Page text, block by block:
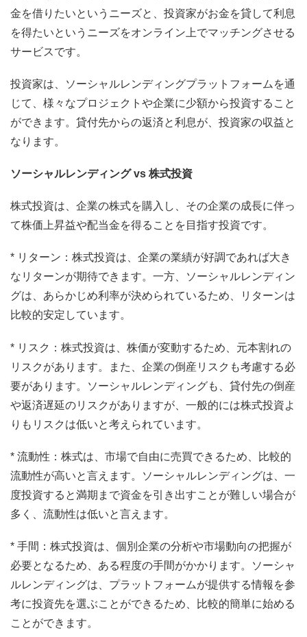
金を借りたいというニーズと、投資家がお金を貸して利息
を得たいというニーズをオンライン上でマッチングさせる
サービスです。
投資家は、ソーシャルレンディングプラットフォームを通
じて、様々なプロジェクトや企業に少額から投資すること
ができます。貸付先からの返済と利息が、投資家の収益と
なります。
ソーシャルレンディング vs 株式投資
株式投資は、企業の株式を購入し、その企業の成長に伴っ
て株価上昇益や配当金を得ることを目指す投資です。
* リターン：株式投資は、企業の業績が好調であれば大き
なリターンが期待できます。一方、ソーシャルレンディン
グは、あらかじめ利率が決められているため、リターンは
比較的安定しています。
* リスク：株式投資は、株価が変動するため、元本割れの
リスクがあります。また、企業の倒産リスクも考慮する必
要があります。ソーシャルレンディングも、貸付先の倒産
や返済遅延のリスクがありますが、一般的には株式投資よ
りもリスクは低いと考えられています。
* 流動性：株式は、市場で自由に売買できるため、比較的
流動性が高いと言えます。ソーシャルレンディングは、一
度投資すると満期まで資金を引き出すことが難しい場合が
多く、流動性は低いと言えます。
* 手間：株式投資は、個別企業の分析や市場動向の把握が
必要となるため、ある程度の手間がかかります。ソーシャ
ルレンディングは、プラットフォームが提供する情報を参
考に投資先を選ぶことができるため、比較的簡単に始める
ことができます。